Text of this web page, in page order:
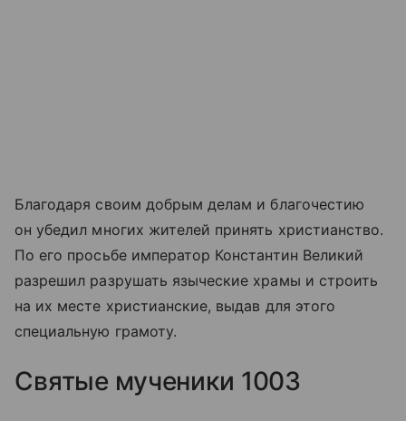
Благодаря своим добрым делам и благочестию
он убедил многих жителей принять христианство.
По его просьбе император Константин Великий
разрешил разрушать языческие храмы и строить
на их месте христианские, выдав для этого
специальную грамоту.
Святые мученики 1003